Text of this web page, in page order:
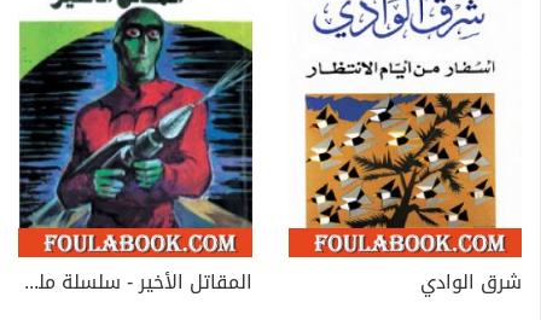
شرق الوادي المقاتل الأخير - سلسلة ملف المستقبل